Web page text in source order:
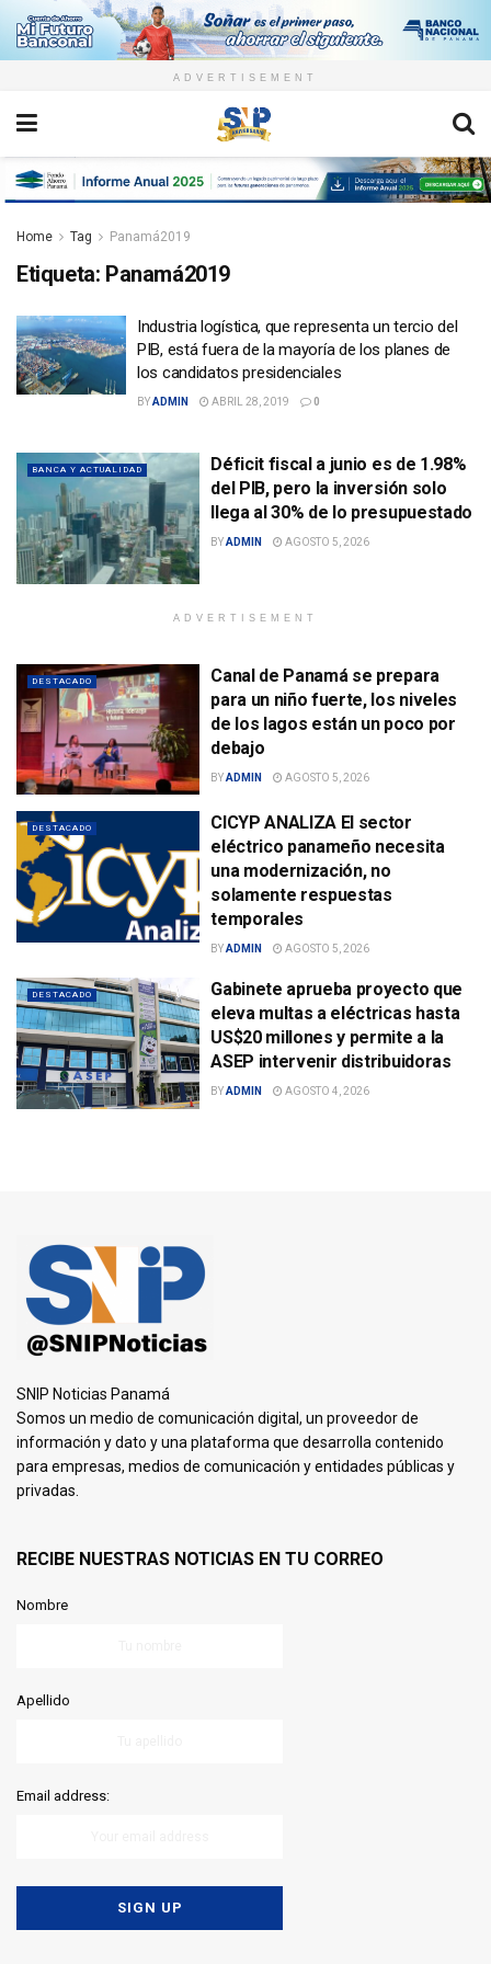
ADVERTISEMENT
Home Tag Panamá2019
Etiqueta: Panamá2019
Industria logística, que representa un tercio del
PIB, está fuera de la mayoría de los planes de
los candidatos presidenciales
BYADMIN ABRIL 28, 2019 0
BANCA Y ACTUALIDAD
Déficit fiscal a junio es de 1.98%
del PIB, pero la inversión solo
llega al 30% de lo presupuestado
BYADMIN AGOSTO 5, 2026
ADVERTISEMENT
DESTACADO
Canal de Panamá se prepara
para un niño fuerte, los niveles
de los lagos están un poco por
debajo
BYADMIN AGOSTO 5, 2026
DESTACADO
CICYP ANALIZA El sector
eléctrico panameño necesita
una modernización, no
solamente respuestas
temporales
BYADMIN AGOSTO 5, 2026
DESTACADO
Gabinete aprueba proyecto que
eleva multas a eléctricas hasta
US$20 millones y permite a la
ASEP intervenir distribuidoras
BYADMIN AGOSTO 4, 2026
SNIP Noticias Panamá
Somos un medio de comunicación digital, un proveedor de
información y dato y una plataforma que desarrolla contenido
para empresas, medios de comunicación y entidades públicas y
privadas.
RECIBE NUESTRAS NOTICIAS EN TU CORREO
Nombre
Apellido
Email address: